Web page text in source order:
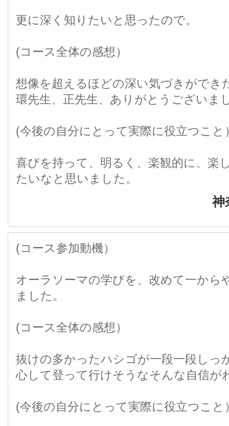
更に深く知りたいと思ったので。
(コース全体の感想）
想像を超えるほどの深い気づきができ
環先生、正先生、ありがとうございま
(今後の自分にとって実際に役立つこと
喜びを持って、明るく、楽観的に、楽
たいなと思いました。
神
(コース参加動機）
オーラソーマの学びを、改めて一から
ました。
(コース全体の感想）
抜けの多かったハシゴが一段一段しっ
心して登って行けそうなそんな自信が
(今後の自分にとって実際に役立つこと